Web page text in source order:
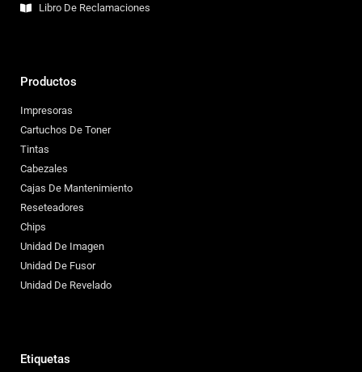
Libro De Reclamaciones
Productos
Impresoras
Cartuchos De Toner
Tintas
Cabezales
Cajas De Mantenimiento
Reseteadores
Chips
Unidad De Imagen
Unidad De Fusor
Unidad De Revelado
Etiquetas